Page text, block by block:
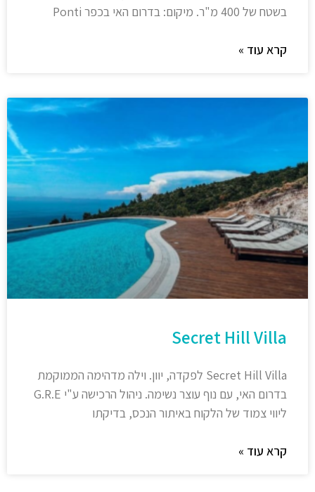
בשטח של 400 מ"ר. מיקום: בדרום האי בכפר Ponti
קרא עוד »
Secret Hill Villa
Secret Hill Villa לפקדה, יוון. וילה מדהימה הממוקמת
בדרום האי, עם נוף עוצר נשימה. ניהול הרכישה ע"י G.R.E
ליווי צמוד של הלקוח באיתור הנכס, בדיקתו
קרא עוד »